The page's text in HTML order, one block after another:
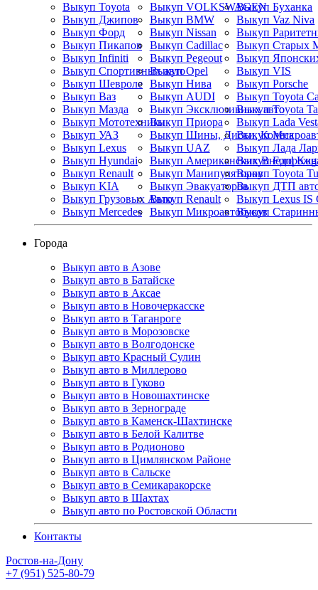
Выкуп Toyota
Выкуп Джипов
Выкуп Форд
Выкуп Пикапов
Выкуп Infiniti
Выкуп Спортивных авто
Выкуп Шевроле
Выкуп Ваз
Выкуп Мазда
Выкуп Мототехники
Выкуп УАЗ
Выкуп Lexus
Выкуп Hyundai
Выкуп Renault
Выкуп KIA
Выкуп Грузовых Авто
Выкуп Mercedes
Выкуп VOLKSWAGEN
Выкуп BMW
Выкуп Nissan
Выкуп Cadillac
Выкуп Pegeout
Выкуп Opel
Выкуп Нива
Выкуп AUDI
Выкуп Эксклюзивных авто
Выкуп Приора
Выкуп Шины, Диски, Колеса
Выкуп UAZ
Выкуп Американских
Выкуп Манипуляторов
Выкуп Эвакуаторов
Выкуп Renault
Выкуп Микроавтобусов
Выкуп Буханка
Выкуп Vaz Niva
Выкуп Старых
Выкуп
Выкуп VIS
Выкуп Porsche
Выкуп Toyota
Выкуп Toyota
Выкуп Lada
Выкуп
Выкуп Лада
Выкуп Ford
Выкуп Toyota
Выкуп ДТП
Выкуп Lexus IS
Выкуп
Города
Выкуп авто в Азове
Выкуп авто в Батайске
Выкуп авто в Аксае
Выкуп авто в Новочеркасске
Выкуп авто в Таганроге
Выкуп авто в Морозовске
Выкуп авто в Волгодонске
Выкуп авто Красный Сулин
Выкуп авто в Миллерово
Выкуп авто в Гуково
Выкуп авто в Новошахтинске
Выкуп авто в Зернограде
Выкуп авто в Каменск-Шахтинске
Выкуп авто в Белой Калитве
Выкуп авто в Родионово
Выкуп авто в Цимлянском Районе
Выкуп авто в Сальске
Выкуп авто в Семикаракорске
Выкуп авто в Шахтах
Выкуп авто по Ростовской Области
Контакты
Ростов-на-Дону
+7 (951) 525-80-79